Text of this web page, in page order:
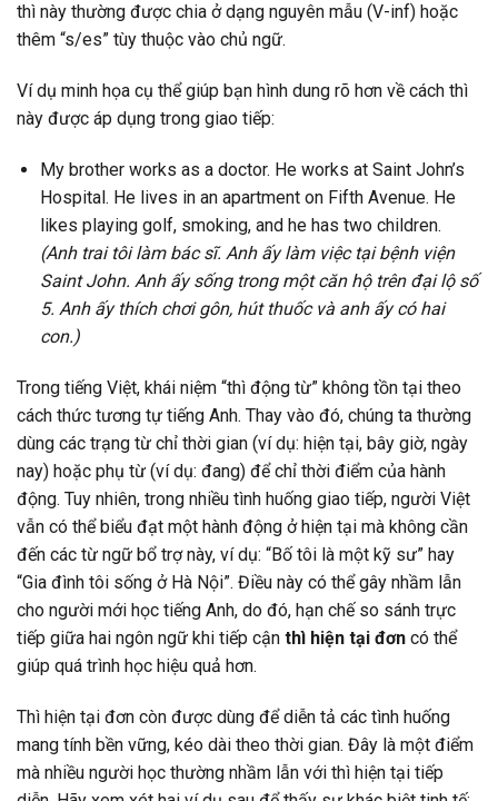
thì này thường được chia ở dạng nguyên mẫu (V-inf) hoặc
thêm “s/es” tùy thuộc vào chủ ngữ.
Ví dụ minh họa cụ thể giúp bạn hình dung rõ hơn về cách thì
này được áp dụng trong giao tiếp:
My brother works as a doctor. He works at Saint John’s
Hospital. He lives in an apartment on Fifth Avenue. He
likes playing golf, smoking, and he has two children.
(Anh trai tôi làm bác sĩ. Anh ấy làm việc tại bệnh viện
Saint John. Anh ấy sống trong một căn hộ trên đại lộ số
5. Anh ấy thích chơi gôn, hút thuốc và anh ấy có hai
con.)
Trong tiếng Việt, khái niệm “thì động từ” không tồn tại theo
cách thức tương tự tiếng Anh. Thay vào đó, chúng ta thường
dùng các trạng từ chỉ thời gian (ví dụ: hiện tại, bây giờ, ngày
nay) hoặc phụ từ (ví dụ: đang) để chỉ thời điểm của hành
động. Tuy nhiên, trong nhiều tình huống giao tiếp, người Việt
vẫn có thể biểu đạt một hành động ở hiện tại mà không cần
đến các từ ngữ bổ trợ này, ví dụ: “Bố tôi là một kỹ sư” hay
“Gia đình tôi sống ở Hà Nội”. Điều này có thể gây nhầm lẫn
cho người mới học tiếng Anh, do đó, hạn chế so sánh trực
tiếp giữa hai ngôn ngữ khi tiếp cận thì hiện tại đơn có thể
giúp quá trình học hiệu quả hơn.
Thì hiện tại đơn còn được dùng để diễn tả các tình huống
mang tính bền vững, kéo dài theo thời gian. Đây là một điểm
mà nhiều người học thường nhầm lẫn với thì hiện tại tiếp